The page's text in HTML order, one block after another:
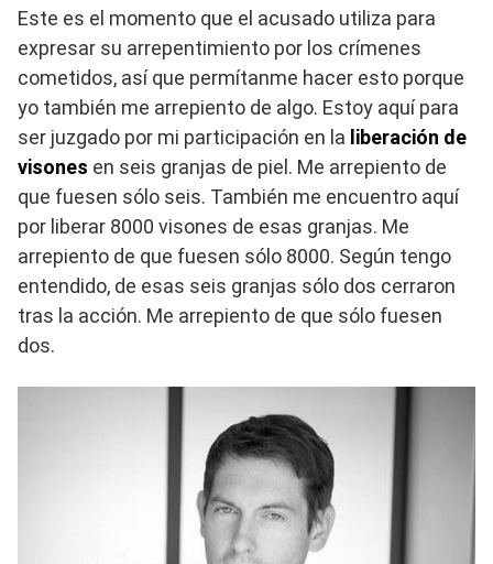
Este es el momento que el acusado utiliza para
expresar su arrepentimiento por los crímenes
cometidos, así que permítanme hacer esto porque
yo también me arrepiento de algo. Estoy aquí para
ser juzgado por mi participación en la liberación de
visones en seis granjas de piel. Me arrepiento de
que fuesen sólo seis. También me encuentro aquí
por liberar 8000 visones de esas granjas. Me
arrepiento de que fuesen sólo 8000. Según tengo
entendido, de esas seis granjas sólo dos cerraron
tras la acción. Me arrepiento de que sólo fuesen
dos.